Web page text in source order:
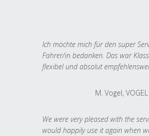
Ich möchte mich für den super
Fahrer/in bedanken. Das war
flexibel und absolut
M. Vogel,
We were very pleased with the
would happily use it again when